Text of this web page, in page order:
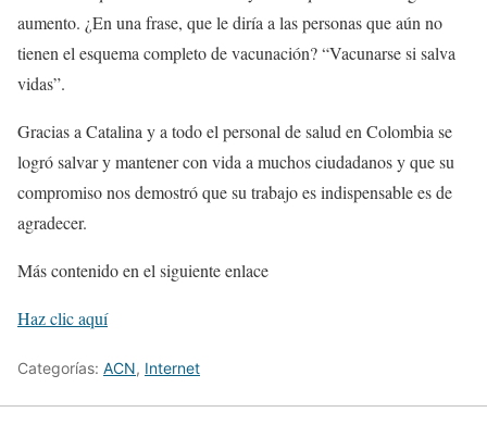
aumento. ¿En una frase, que le diría a las personas que aún no
tienen el esquema completo de vacunación? “Vacunarse si salva
vidas”.
Gracias a Catalina y a todo el personal de salud en Colombia se
logró salvar y mantener con vida a muchos ciudadanos y que su
compromiso nos demostró que su trabajo es indispensable es de
agradecer.
Más contenido en el siguiente enlace
Haz clic aquí
Categorías: ACN, Internet